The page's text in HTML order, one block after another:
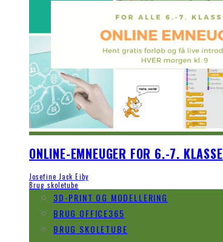
ONLINE-EMNEUGER FOR 6.-7. KLASSE
Josefine Jack Eiby
Brug skoletube
3D-PRINT OG MODELLERING
BRUG OFFICE365
BRUG SKOLETUBE